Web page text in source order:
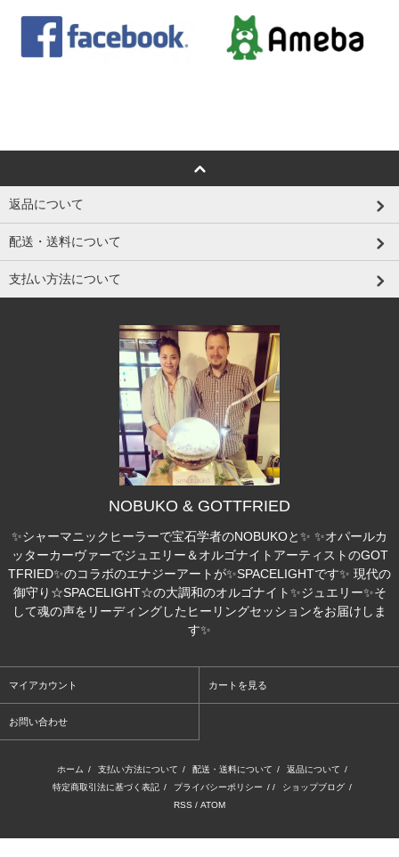
返品について
配送・送料について
支払い方法について
NOBUKO & GOTTFRIED
✨シャーマニックヒーラーで宝石学者のNOBUKOと✨ ✨オパールカ
ッターカーヴァーでジュエリー＆オルゴナイトアーティストのGOT
TFRIED✨のコラボのエナジーアートが✨SPACELIGHTです✨ 現代の
御守り☆SPACELIGHT☆の大調和のオルゴナイト✨ジュエリー✨そ
して魂の声をリーディングしたヒーリングセッションをお届けしま
す✨
マイアカウント カートを見る
お問い合わせ
ホーム / 支払い方法について / 配送・送料について / 返品について /
特定商取引法に基づく表記 / プライバシーポリシー / / ショップブログ /
RSS / ATOM